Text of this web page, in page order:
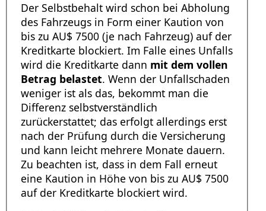
Der Selbstbehalt wird schon bei Abholung
des Fahrzeugs in Form einer Kaution von
bis zu AU$ 7500 (je nach Fahrzeug) auf der
Kreditkarte blockiert. Im Falle eines Unfalls
wird die Kreditkarte dann mit dem vollen
Betrag belastet. Wenn der Unfallschaden
weniger ist als das, bekommt man die
Differenz selbstverständlich
zurückerstattet; das erfolgt allerdings erst
nach der Prüfung durch die Versicherung
und kann leicht mehrere Monate dauern.
Zu beachten ist, dass in dem Fall erneut
eine Kaution in Höhe von bis zu AU$ 7500
auf der Kreditkarte blockiert wird.